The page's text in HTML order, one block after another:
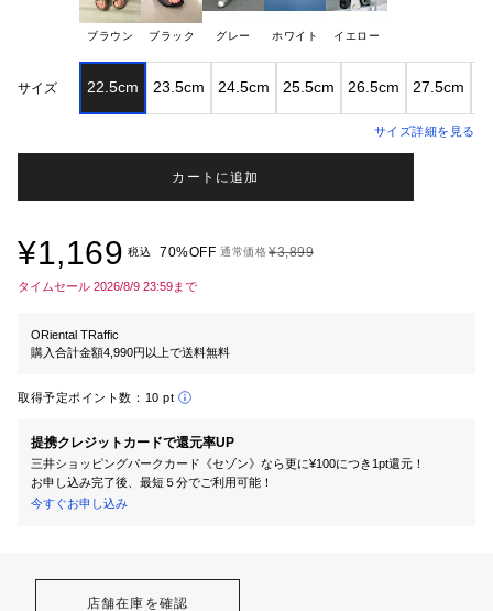
ブラウン ブラック グレー ホワイト イエロー
サイズ 22.5cm 23.5cm 24.5cm 25.5cm 26.5cm 27.5cm
サイズ詳細を見る
カートに追加
¥1,169 税込 70%OFF 通常価格¥3,899
タイムセール 2026/8/9 23:59まで
ORiental TRaffic
購入合計金額4,990円以上で送料無料
取得予定ポイント数： 10 pt
提携クレジットカードで還元率UP
三井ショッピングパークカード《セゾン》なら更に¥100につき1pt還元！
お申し込み完了後、最短５分でご利用可能！
今すぐお申し込み
店舗在庫を確認